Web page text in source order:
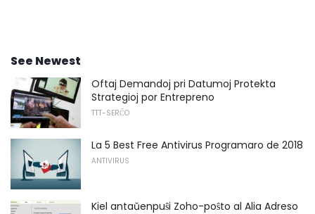
See Newest
Oftaj Demandoj pri Datumoj Protekta
Strategioj por Entrepreno
TTT-SERĈO
La 5 Best Free Antivirus Programaro de 2018
ANTIVIRUS
Kiel antaŭenpuŝi Zoho-poŝto al Alia Adreso